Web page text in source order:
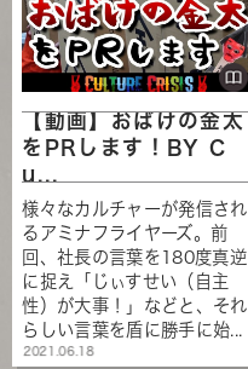
【動画】おばけの金太
をPRします！BY C
u...
様々なカルチャーが発信され
るアミナフライヤーズ。前
回、社長の言葉を180度真逆
に捉え「じぃすせい（自主
性）が大事！」などと、それ
らしい言葉を盾に勝手に始...
2021.06.18